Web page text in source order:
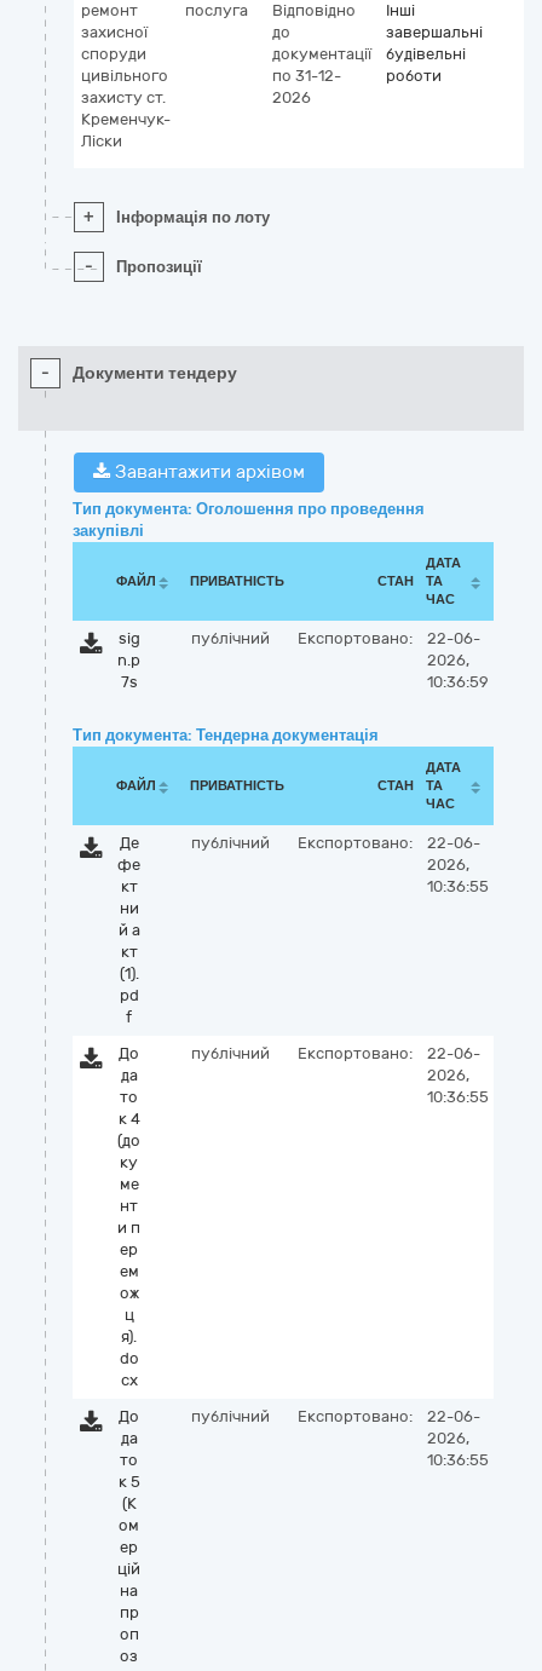
ремонт
захисної
споруди
цивільного
захисту ст.
Кременчук-
Ліски
послуга
Відповідно
до
документації
по 31-12-
2026
Інші
завершальні
будівельні
роботи
+ Інформація по лоту
- Пропозиції
- Документи тендеру
Завантажити архівом
Тип документа: Оголошення про проведення
закупівлі
ФАЙЛ ПРИВАТНІСТЬ СТАН
ДАТА
ТА
ЧАС
sig
n.p
7s
публічний Експортовано:
22-06-
2026,
10:36:59
Тип документа: Тендерна документація
ФАЙЛ ПРИВАТНІСТЬ СТАН
ДАТА
ТА
ЧАС
Де
фе
кт
ни
й а
кт
(1).
pd
f
публічний Експортовано:
22-06-
2026,
10:36:55
До
да
то
к 4
(до
ку
ме
нт
и п
ер
ем
ож
ц
я).
do
cx
публічний Експортовано:
22-06-
2026,
10:36:55
До
да
то
к 5
(К
ом
ер
цій
на
пр
оп
оз
публічний Експортовано:
22-06-
2026,
10:36:55